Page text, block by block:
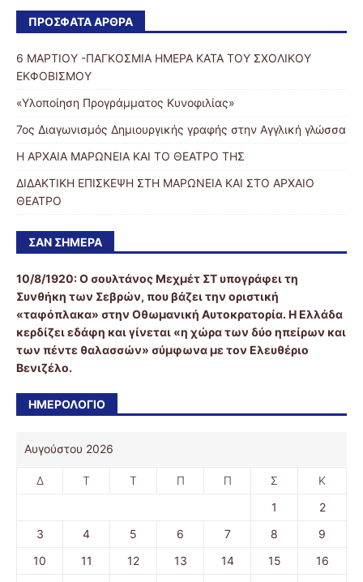
ΠΡΌΣΦΑΤΑ ΆΡΘΡΑ
6 ΜΑΡΤΙΟΥ -ΠΑΓΚΟΣΜΙΑ ΗΜΕΡΑ ΚΑΤΑ ΤΟΥ ΣΧΟΛΙΚΟΥ
ΕΚΦΟΒΙΣΜΟΥ
«Υλοποίηση Προγράμματος Κυνοφιλίας»
7ος Διαγωνισμός Δημιουργικής γραφής στην Αγγλική γλώσσα
Η ΑΡΧΑΙΑ ΜΑΡΩΝΕΙΑ ΚΑΙ ΤΟ ΘΕΑΤΡΟ ΤΗΣ
ΔΙΔΑΚΤΙΚΗ ΕΠΙΣΚΕΨΗ ΣΤΗ ΜΑΡΩΝΕΙΑ ΚΑΙ ΣΤΟ ΑΡΧΑΙΟ
ΘΕΑΤΡΟ
ΣΑΝ ΣΉΜΕΡΑ
10/8/1920:Ο σουλτάνος Μεχμέτ ΣΤ υπογράφει τη
Συνθήκη των Σεβρών, που βάζει την οριστική
«ταφόπλακα» στην Οθωμανική Αυτοκρατορία. Η Ελλάδα
κερδίζει εδάφη και γίνεται «η χώρα των δύο ηπείρων και
των πέντε θαλασσών» σύμφωνα με τον Ελευθέριο
Βενιζέλο.
ΗΜΕΡΟΛΟΓΙΟ
Αυγούστου 2026
Δ Τ Τ Π Π Σ
Κ
1
2
3
4 5 6 7 8
9
10
11 12 13 14 15
16